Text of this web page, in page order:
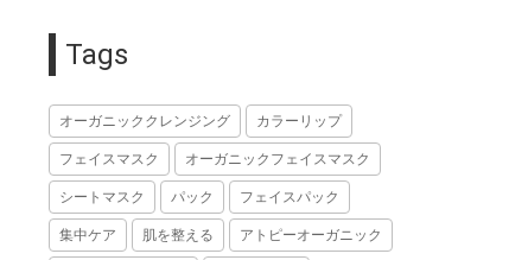
Tags
オーガニッククレンジング カラーリップ
フェイスマスク オーガニックフェイスマスク
シートマスク パック フェイスパック
集中ケア 肌を整える アトピーオーガニック